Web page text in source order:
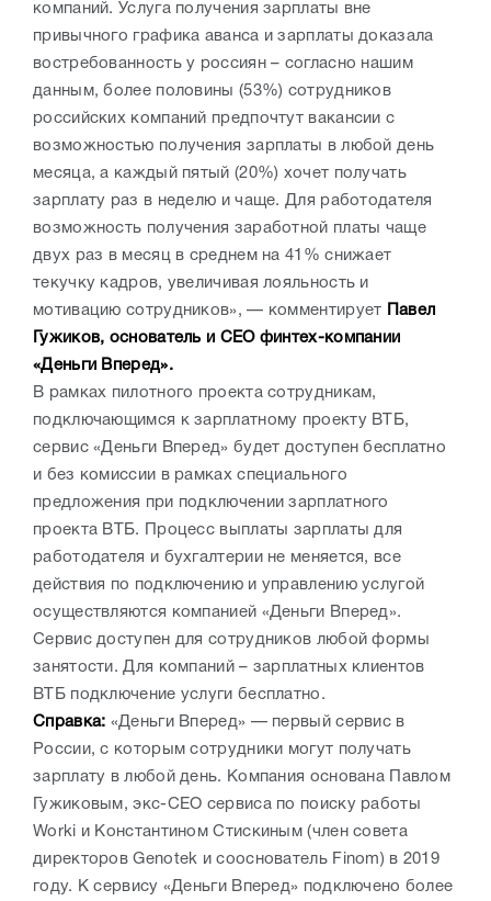
компаний. Услуга получения зарплаты вне
привычного графика аванса и зарплаты доказала
востребованность у россиян – согласно нашим
данным, более половины (53%) сотрудников
российских компаний предпочтут вакансии с
возможностью получения зарплаты в любой день
месяца, а каждый пятый (20%) хочет получать
зарплату раз в неделю и чаще. Для работодателя
возможность получения заработной платы чаще
двух раз в месяц в среднем на 41% снижает
текучку кадров, увеличивая лояльность и
мотивацию сотрудников», — комментирует Павел
Гужиков, основатель и СЕО финтех-компании
«Деньги Вперед».
В рамках пилотного проекта сотрудникам,
подключающимся к зарплатному проекту ВТБ,
сервис «Деньги Вперед» будет доступен бесплатно
и без комиссии в рамках специального
предложения при подключении зарплатного
проекта ВТБ. Процесс выплаты зарплаты для
работодателя и бухгалтерии не меняется, все
действия по подключению и управлению услугой
осуществляются компанией «Деньги Вперед».
Сервис доступен для сотрудников любой формы
занятости. Для компаний – зарплатных клиентов
ВТБ подключение услуги бесплатно.
Справка: «Деньги Вперед» — первый сервис в
России, с которым сотрудники могут получать
зарплату в любой день. Компания основана Павлом
Гужиковым, экс-СЕО сервиса по поиску работы
Worki и Константином Стискиным (член совета
директоров Genotek и сооснователь Finom) в 2019
году. К сервису «Деньги Вперед» подключено более